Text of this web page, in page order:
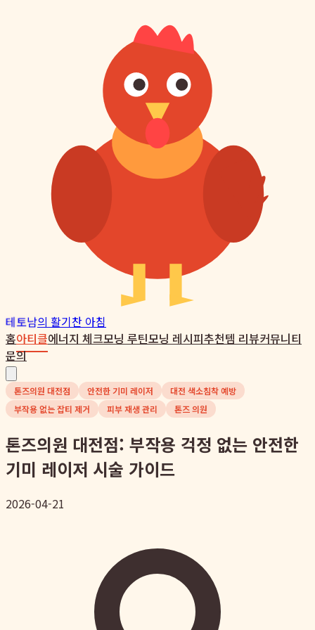
테토남의 활기찬 아침
홈아티클에너지 체크모닝 루틴모닝 레시피추천템 리뷰커뮤니티
문의
톤즈의원 대전점 안전한 기미 레이저
대전 색소침착 예방
부작용 없는 잡티 제거
피부 재생 관리 톤즈 의원
톤즈의원 대전점: 부작용 걱정 없는 안전한
기미 레이저 시술 가이드
2026-04-21